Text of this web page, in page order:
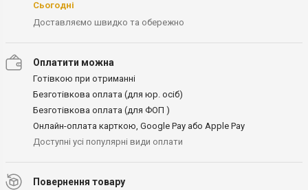
Сьогодні
Доставляємо швидко та обережно
Оплатити можна
Готівкою при отриманні
Безготівкова оплата (для юр. осіб)
Безготівкова оплата (для ФОП )
Онлайн-оплата карткою, Google Pay або Apple Pay
Доступні усі популярні види оплати
Повернення товару